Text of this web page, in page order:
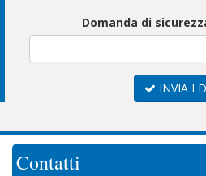
Domanda di
INVIA I
Contatti